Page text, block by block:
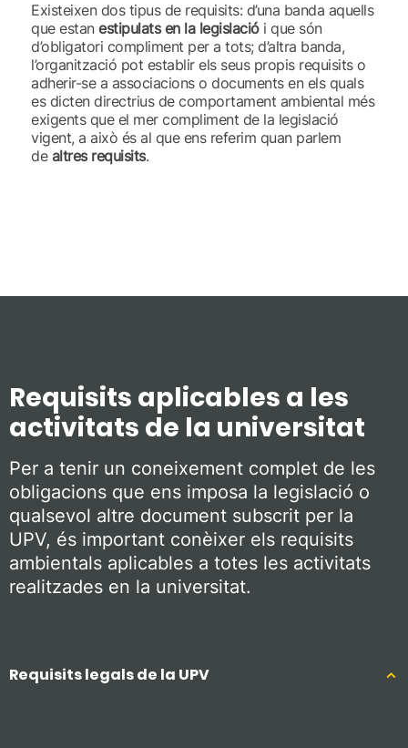
Existeixen dos tipus de requisits: d’una banda aquells
que estan estipulats en la legislaciói que són
d’obligatori compliment per a tots; d’altra banda,
l’organització pot establir els seus propis requisits o
adherir-se a associacions o documents en els quals
es dicten directrius de comportament ambiental més
exigents que el mer compliment de la legislació
vigent, a això és al que ens referim quan parlem
de altres requisits.
Requisits aplicables a les
activitats de la universitat
Per a tenir un coneixement complet de les
obligacions que ens imposa la legislació o
qualsevol altre document subscrit per la
UPV, és important conèixer els requisits
ambientals aplicables a totes les activitats
realitzades en la universitat.
Requisits legals de la UPV